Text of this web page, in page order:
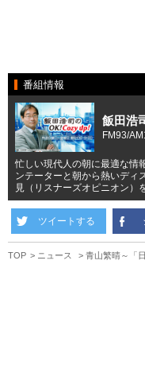
番組情報
飯田浩
FM93/
忙しい現代人の朝に最適な情
ンテーターと朝から熱いディ
見（リスナーズオピニオン）
ツイートする
TOP ニュース 青山繁晴～「